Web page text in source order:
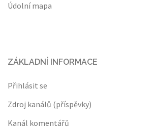
Údolní mapa
ZÁKLADNÍ INFORMACE
Přihlásit se
Zdroj kanálů (příspěvky)
Kanál komentářů